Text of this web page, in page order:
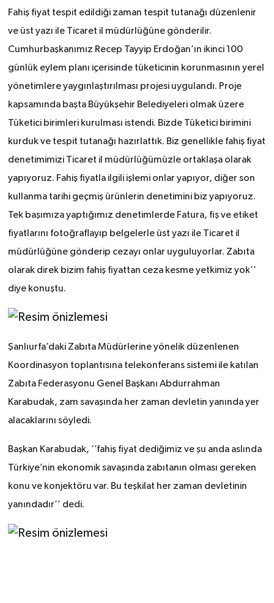
Fahiş fiyat tespit edildiği zaman tespit tutanağı düzenlenir
ve üst yazı ile Ticaret il müdürlüğüne gönderilir.
Cumhurbaşkanımız Recep Tayyip Erdoğan’ın ikinci 100
günlük eylem planı içerisinde tüketicinin korunmasının yerel
yönetimlere yaygınlaştırılması projesi uygulandı. Proje
kapsamında başta Büyükşehir Belediyeleri olmak üzere
Tüketici birimleri kurulması istendi. Bizde Tüketici birimini
kurduk ve tespit tutanağı hazırlattık. Biz genellikle fahiş fiyat
denetimimizi Ticaret il müdürlüğümüzle ortaklaşa olarak
yapıyoruz. Fahiş fiyatla ilgili işlemi onlar yapıyor, diğer son
kullanma tarihi geçmiş ürünlerin denetimini biz yapıyoruz.
Tek başımıza yaptığımız denetimlerde Fatura, fiş ve etiket
fiyatlarını fotoğraflayıp belgelerle üst yazı ile Ticaret il
müdürlüğüne gönderip cezayı onlar uyguluyorlar. Zabıta
olarak direk bizim fahiş fiyattan ceza kesme yetkimiz yok’’
diye konuştu.
Şanlıurfa’daki Zabıta Müdürlerine yönelik düzenlenen
Koordinasyon toplantısına telekonferans sistemi ile katılan
Zabıta Federasyonu Genel Başkanı Abdurrahman
Karabudak, zam savaşında her zaman devletin yanında yer
alacaklarını söyledi.
Başkan Karabudak, ‘’fahiş fiyat dediğimiz ve şu anda aslında
Türkiye’nin ekonomik savaşında zabıtanın olması gereken
konu ve konjektöru var. Bu teşkilat her zaman devletinin
yanındadır’’ dedi.